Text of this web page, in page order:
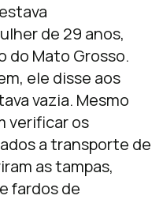
de 29 anos,
do Mato Grosso.
ele disse aos
vazia. Mesmo
verificar os
a transporte de
as tampas,
fardos de